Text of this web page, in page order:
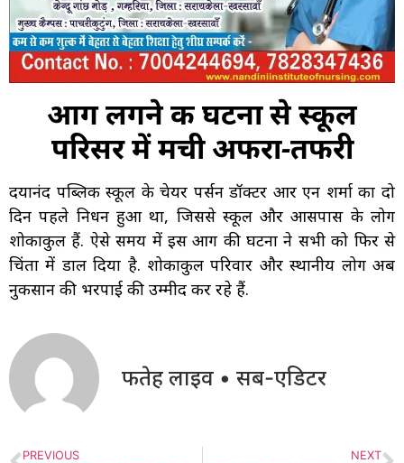
आग लगने की घटना से स्कूल
परिसर में मची अफरा-तफरी
दयानंद पब्लिक स्कूल के चेयर पर्सन डॉक्टर आर एन शर्मा का दो
दिन पहले निधन हुआ था, जिससे स्कूल और आसपास के लोग
शोकाकुल हैं. ऐसे समय में इस आग की घटना ने सभी को फिर से
चिंता में डाल दिया है. शोकाकुल परिवार और स्थानीय लोग अब
नुकसान की भरपाई की उम्मीद कर रहे हैं.
फतेह लाइव • सब-एडिटर
PREVIOUS NEXT